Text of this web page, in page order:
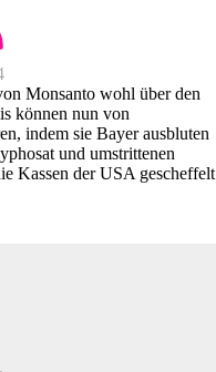
Monsanto wohl über den
können nun von
indem sie Bayer ausbluten
und umstrittenen
Kassen der USA gescheffelt